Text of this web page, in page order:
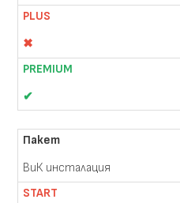
✖
✔
ВиК инсталация